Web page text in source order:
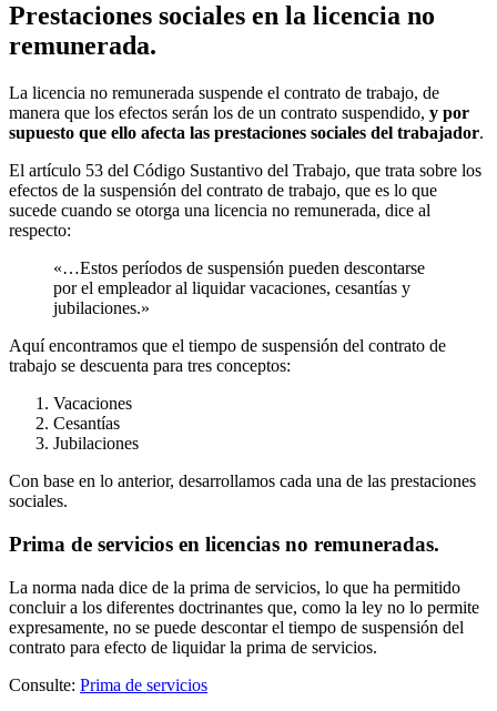
Prestaciones sociales en la licencia no
remunerada.
La licencia no remunerada suspende el contrato de trabajo, de
manera que los efectos serán los de un contrato suspendido, y por
supuesto que ello afecta las prestaciones sociales del trabajador.
El artículo 53 del Código Sustantivo del Trabajo, que trata sobre los
efectos de la suspensión del contrato de trabajo, que es lo que
sucede cuando se otorga una licencia no remunerada, dice al
respecto:
«…Estos períodos de suspensión pueden descontarse
por el empleador al liquidar vacaciones, cesantías y
jubilaciones.»
Aquí encontramos que el tiempo de suspensión del contrato de
trabajo se descuenta para tres conceptos:
Vacaciones
Cesantías
Jubilaciones
Con base en lo anterior, desarrollamos cada una de las prestaciones
sociales.
Prima de servicios en licencias no remuneradas.
La norma nada dice de la prima de servicios, lo que ha permitido
concluir a los diferentes doctrinantes que, como la ley no lo permite
expresamente, no se puede descontar el tiempo de suspensión del
contrato para efecto de liquidar la prima de servicios.
Consulte: Prima de servicios